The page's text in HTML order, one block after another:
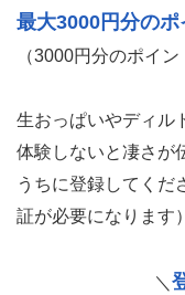
最大3000円分の
（3000円分のポイ
生おっぱいやディル
体験しないと凄さが
うちに登録してくだ
証が必要になります）
＼